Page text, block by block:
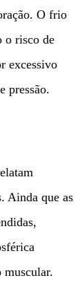
O frio
o risco de
excessivo
pressão.
Ainda que as
muscular.